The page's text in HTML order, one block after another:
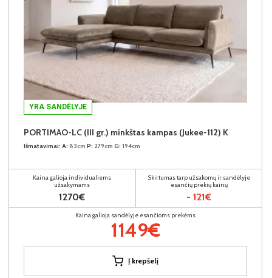
YRA SANDĖLYJE
PORTIMAO-LC (III gr.) minkštas kampas (Jukee-112) K
Išmatavimai: A: 83cm P: 279cm G: 194cm
Kaina galioja individualiems
užsakymams
1270€
Skirtumas tarp užsakomų ir sandėlyje
esančių prekių kainų
- 121€
Kaina galioja sandėlyje esančioms prekėms
1149€
Į krepšelį